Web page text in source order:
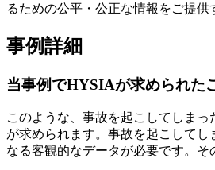
るための公平・公正な情報をご提供
事例詳細
当事例でHYSIAが求められた
このような、事故を起こしてしま
が求められます。事故を起こして
なる客観的なデータが必要です。そ